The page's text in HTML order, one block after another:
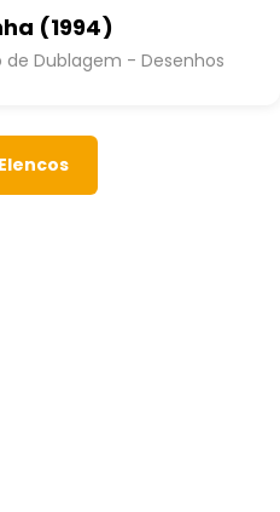
(1994)
de Dublagem - Desenhos